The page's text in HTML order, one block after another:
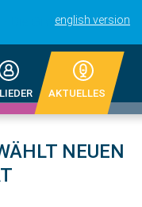
english version
AKTUELLES
NEUEN